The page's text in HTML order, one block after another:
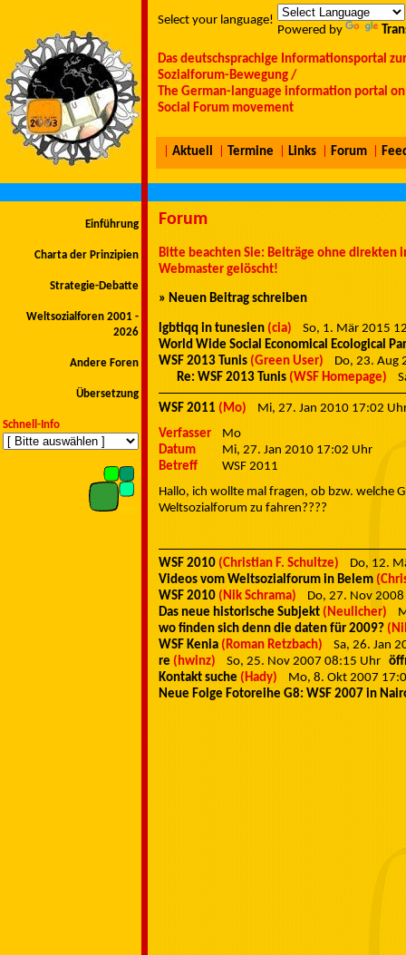
Select your language!
Powered by
Das deutschsprachige Informationsportal
Sozialforum-Bewegung /
The German-language information portal
Social Forum movement
Aktuell Termine Links Forum
Einführung
Charta der Prinzipien
Strategie-Debatte
Weltsozialforen 2001 -
2026
Andere Foren
Übersetzung
Schnell-Info
Forum
Bitte beachten Sie: Beiträge ohne direkten
Webmaster gelöscht!
» Neuen Beitrag schreiben
lgbtiqq in tunesien (cia)
So, 1. Mär 2015
World Wide Social Economical Ecological
WSF 2013 Tunis (Green User)
Do, 23.
Re: WSF 2013 Tunis (WSF Homepage)
WSF 2011 (Mo)
Mi, 27. Jan 2010 17:02
Verfasser
Mo
Datum
Mi, 27. Jan 2010 17:02 Uhr
Betreff
WSF 2011
Hallo, ich wollte mal fragen, ob bzw. welche
Weltsozialforum zu fahren????
WSF 2010 (Christian F. Schultze)
Do, 12.
Videos vom Weltsozialforum in Belem
WSF 2010 (Nik Schrama)
Do, 27. Nov
Das neue historische Subjekt (Neulicher)
wo finden sich denn die daten für 2009?
WSF Kenia (Roman Retzbach)
Sa, 26. Jan
re (hwinz) So, 25. Nov 2007 08:15 Uhr
Kontakt suche (Hady)
Mo, 8. Okt 2007
Neue Folge Fotoreihe G8: WSF 2007 in